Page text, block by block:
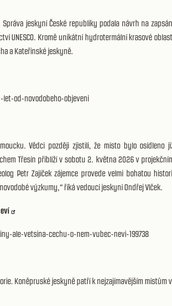
jeskyní České republiky podala návrh na
UNESCO. Kromě unikátní hydrotermální krasové
a Kateřinské jeskyně.
od-novodobeho-objeveni
Vědci později zjistili, že místo bylo osídleno
Třesín přiblíží v sobotu 2. května 2026 v
Petr Zajíček zájemce provede velmi bohatou
výzkumy,“ říká vedoucí jeskyní Ondřej Vlček.
ale-vetsina-cechu-o-nem-vubec-nevi-199738
Koněpruské jeskyně patří k nejzajímavějším místům v